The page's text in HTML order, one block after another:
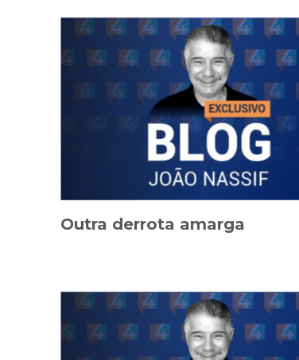
Outra derrota amarga